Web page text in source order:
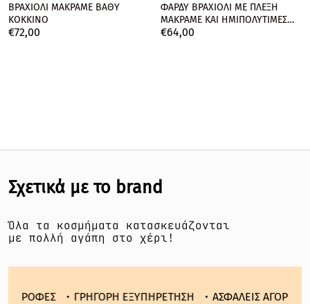
ΒΡΑΧΙΟΛΙ ΜΑΚΡΑΜΕ ΒΑΘΥ
ΚΟΚΚΙΝΟ
€72,00
ΦΑΡΔΥ ΒΡΑΧΙΟΛΙ ΜΕ ΠΛΕΞΗ
ΜΑΚΡΑΜΕ ΚΑΙ ΗΜΙΠΟΛΥΤΙΜΕΣ
ΠΕΤΡΕΣ
€64,00
Σχετικά με το brand
Όλα τα κοσμήματα κατασκευάζονται
με πολλή αγάπη στο χέρι!
ΓΡΗΓΟΡΗ ΕΞΥΠΗΡΕΤΗΣΗ ΑΣΦΑΛΕΙΣ ΑΓΟΡΕΣ